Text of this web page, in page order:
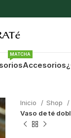
MATCHA
Accesorios
Inicio Shop
Vaso de té